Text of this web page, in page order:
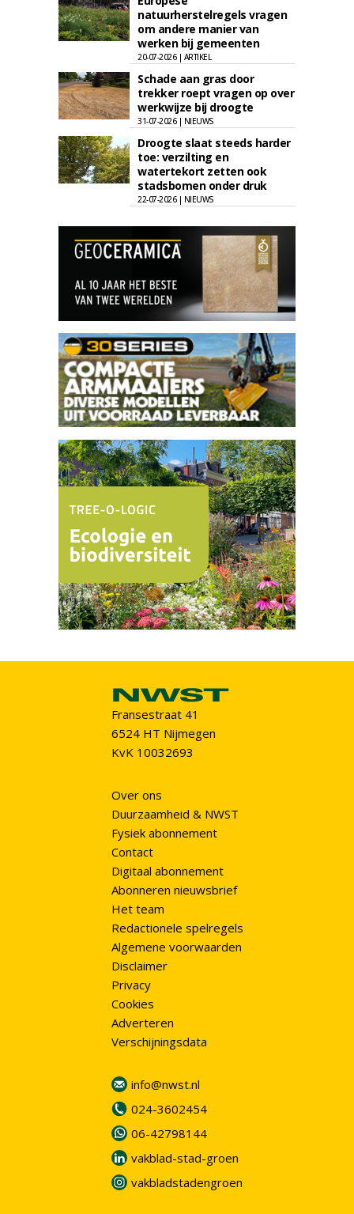
natuurherstelregels vragen
om andere manier van
werken bij gemeenten
20-07-2026 | ARTIKEL
Schade aan gras door
trekker roept vragen op over
werkwijze bij droogte
31-07-2026 | NIEUWS
Droogte slaat steeds harder
toe: verzilting en
watertekort zetten ook
stadsbomen onder druk
22-07-2026 | NIEUWS
Fransestraat 41
6524 HT Nijmegen
KvK 10032693
Over ons
Duurzaamheid & NWST
Fysiek abonnement
Contact
Digitaal abonnement
Abonneren nieuwsbrief
Het team
Redactionele spelregels
Algemene voorwaarden
Disclaimer
Privacy
Cookies
Adverteren
Verschijningsdata
info@nwst.nl
024-3602454
06-42798144
vakblad-stad-groen
vakbladstadengroen